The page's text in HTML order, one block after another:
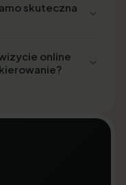
skuteczna
online